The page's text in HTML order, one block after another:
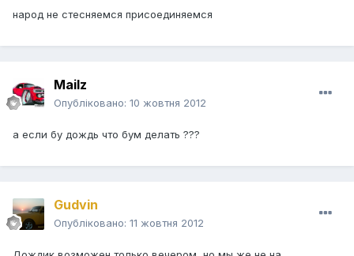
народ не стесняемся присоединяемся
Mailz
Опубліковано: 10 жовтня 2012
а если бу дождь что бум делать ???
Gudvin
Опубліковано: 11 жовтня 2012